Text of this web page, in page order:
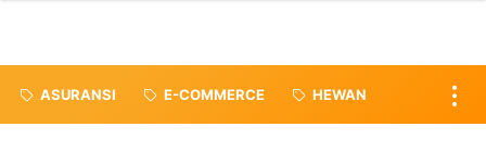
ASURANSI E-COMMERCE HEWAN